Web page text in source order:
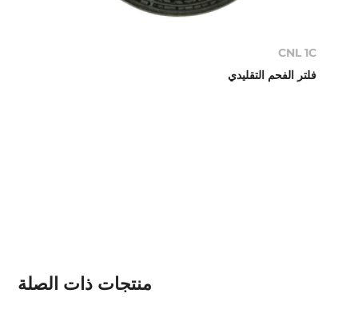
CNL 1C
فلتر الفحم التقليدي
منتجات ذات الصلة